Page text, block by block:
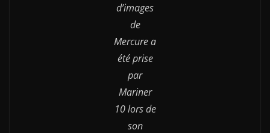
d’images
de
Mercure a
été prise
par
Mariner
10 lors de
son